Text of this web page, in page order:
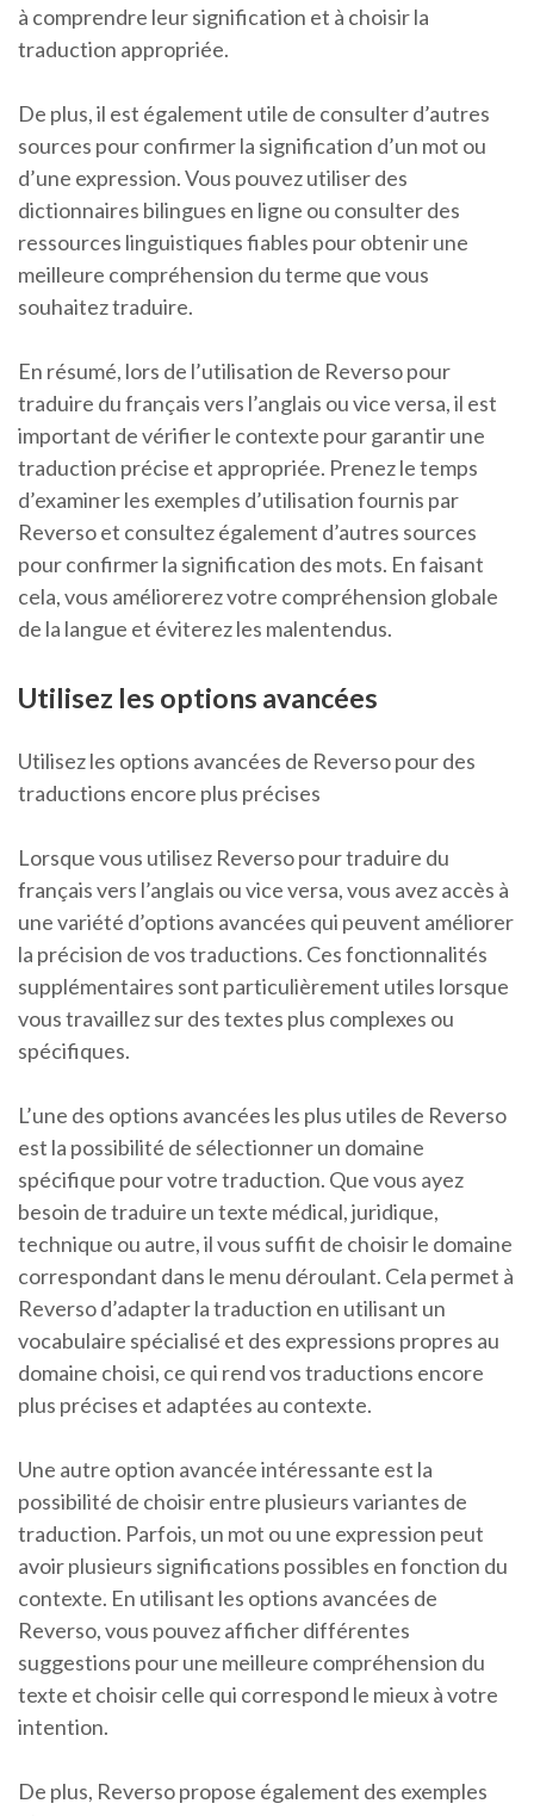
à comprendre leur signification et à choisir la
traduction appropriée.
De plus, il est également utile de consulter d’autres
sources pour confirmer la signification d’un mot ou
d’une expression. Vous pouvez utiliser des
dictionnaires bilingues en ligne ou consulter des
ressources linguistiques fiables pour obtenir une
meilleure compréhension du terme que vous
souhaitez traduire.
En résumé, lors de l’utilisation de Reverso pour
traduire du français vers l’anglais ou vice versa, il est
important de vérifier le contexte pour garantir une
traduction précise et appropriée. Prenez le temps
d’examiner les exemples d’utilisation fournis par
Reverso et consultez également d’autres sources
pour confirmer la signification des mots. En faisant
cela, vous améliorerez votre compréhension globale
de la langue et éviterez les malentendus.
Utilisez les options avancées
Utilisez les options avancées de Reverso pour des
traductions encore plus précises
Lorsque vous utilisez Reverso pour traduire du
français vers l’anglais ou vice versa, vous avez accès à
une variété d’options avancées qui peuvent améliorer
la précision de vos traductions. Ces fonctionnalités
supplémentaires sont particulièrement utiles lorsque
vous travaillez sur des textes plus complexes ou
spécifiques.
L’une des options avancées les plus utiles de Reverso
est la possibilité de sélectionner un domaine
spécifique pour votre traduction. Que vous ayez
besoin de traduire un texte médical, juridique,
technique ou autre, il vous suffit de choisir le domaine
correspondant dans le menu déroulant. Cela permet à
Reverso d’adapter la traduction en utilisant un
vocabulaire spécialisé et des expressions propres au
domaine choisi, ce qui rend vos traductions encore
plus précises et adaptées au contexte.
Une autre option avancée intéressante est la
possibilité de choisir entre plusieurs variantes de
traduction. Parfois, un mot ou une expression peut
avoir plusieurs significations possibles en fonction du
contexte. En utilisant les options avancées de
Reverso, vous pouvez afficher différentes
suggestions pour une meilleure compréhension du
texte et choisir celle qui correspond le mieux à votre
intention.
De plus, Reverso propose également des exemples